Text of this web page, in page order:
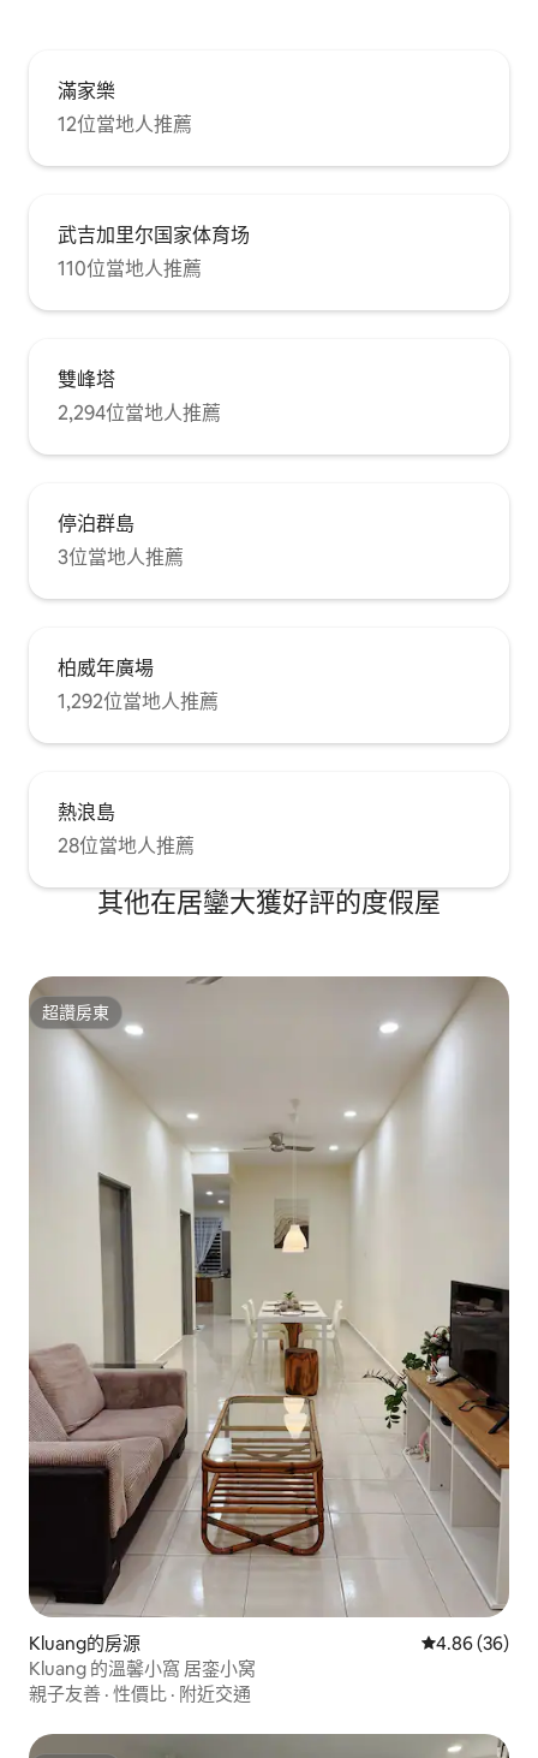
滿家樂
12位當地人推薦
武吉加里尔国家体育场
110位當地人推薦
雙峰塔
2,294位當地人推薦
停泊群島
3位當地人推薦
柏威年廣場
1,292位當地人推薦
熱浪島
28位當地人推薦
其他在居鑾大獲好評的度假屋
超讚房東
超讚房東
Kluang的房源 從 36 則評價
4.86 (36)
Kluang 的溫馨小窩 居銮小窝
親子友善 · 性價比 · 附近交通